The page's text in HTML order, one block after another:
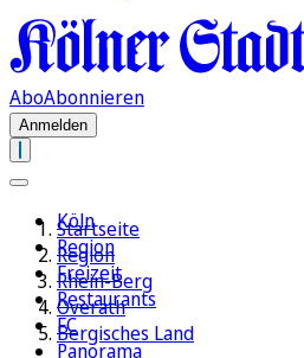
AboAbonnieren
Anmelden
Köln
Region
Freizeit
Restaurants
FC
Panorama
Startseite
Region
Rhein-Berg
Overath
Bergisches Land